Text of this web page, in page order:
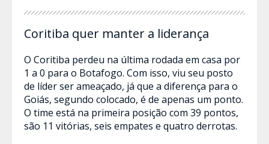
Coritiba quer manter a liderança
O Coritiba perdeu na última rodada em casa por
1 a 0 para o Botafogo. Com isso, viu seu posto
de líder ser ameaçado, já que a diferença para o
Goiás, segundo colocado, é de apenas um ponto.
O time está na primeira posição com 39 pontos,
são 11 vitórias, seis empates e quatro derrotas.